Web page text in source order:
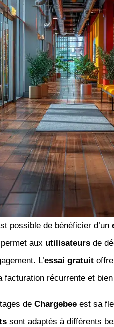
possible de bénéficier d’un
aux utilisateursde
L’essai gratuitoffre
facturation récurrente et
de Chargebeeest sa
sont adaptés à différents